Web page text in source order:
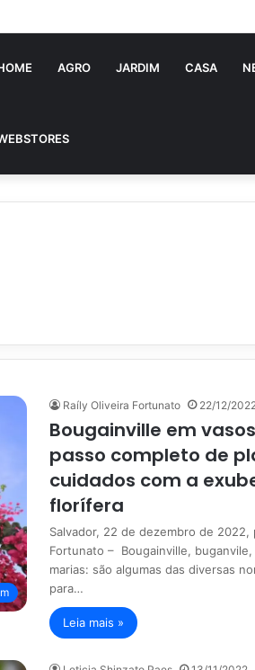
AGRO JARDIM CASA
Raíly Oliveira Fortunato 22/12/
Bougainville em
passo completo de
cuidados com a
florífera
Salvador, 22 de dezembro de 2022,
Fortunato – Bougainville,
marias: são algumas das diversas
para…
Leia mais »